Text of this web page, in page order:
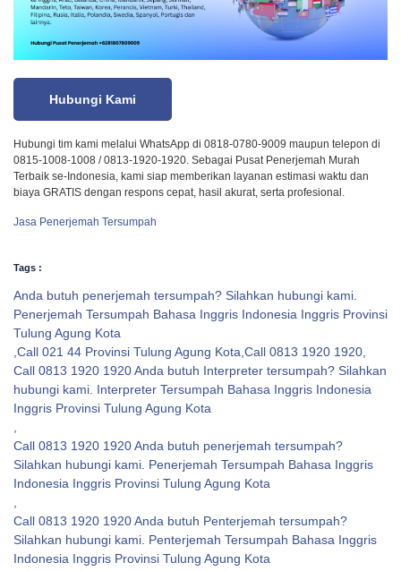
Hubungi Kami
Hubungi tim kami melalui WhatsApp di 0818-0780-9009 maupun telepon di
0815-1008-1008 / 0813-1920-1920. Sebagai Pusat Penerjemah Murah
Terbaik se-Indonesia, kami siap memberikan layanan estimasi waktu dan
biaya GRATIS dengan respons cepat, hasil akurat, serta profesional.
Jasa Penerjemah Tersumpah
Tags :
Anda butuh penerjemah tersumpah? Silahkan hubungi kami.
Penerjemah Tersumpah Bahasa Inggris Indonesia Inggris Provinsi
Tulung Agung Kota
Call 021 44 Provinsi Tulung Agung Kota Call 0813 1920 1920
Call 0813 1920 1920 Anda butuh Interpreter tersumpah? Silahkan
hubungi kami. Interpreter Tersumpah Bahasa Inggris Indonesia
Inggris Provinsi Tulung Agung Kota
Call 0813 1920 1920 Anda butuh penerjemah tersumpah?
Silahkan hubungi kami. Penerjemah Tersumpah Bahasa Inggris
Indonesia Inggris Provinsi Tulung Agung Kota
Call 0813 1920 1920 Anda butuh Penterjemah tersumpah?
Silahkan hubungi kami. Penterjemah Tersumpah Bahasa Inggris
Indonesia Inggris Provinsi Tulung Agung Kota